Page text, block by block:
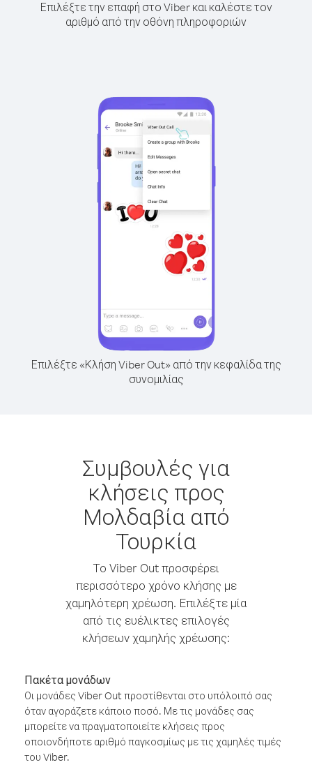
Επιλέξτε την επαφή στο Viber και καλέστε τον
αριθμό από την οθόνη πληροφοριών
Επιλέξτε «Κλήση Viber Out» από την κεφαλίδα της
συνομιλίας
Συμβουλές για
κλήσεις προς
Μολδαβία από
Τουρκία
Το Viber Out προσφέρει
περισσότερο χρόνο κλήσης με
χαμηλότερη χρέωση. Επιλέξτε μία
από τις ευέλικτες επιλογές
κλήσεων χαμηλής χρέωσης:
Πακέτα μονάδων
Οι μονάδες Viber Out προστίθενται στο υπόλοιπό σας
όταν αγοράζετε κάποιο ποσό. Με τις μονάδες σας
μπορείτε να πραγματοποιείτε κλήσεις προς
οποιονδήποτε αριθμό παγκοσμίως με τις χαμηλές τιμές
του Viber.